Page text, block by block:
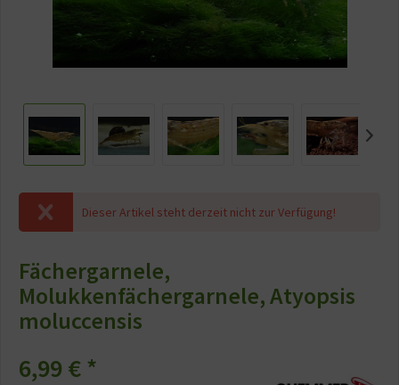
Dieser Artikel steht derzeit nicht zur Verfügung!
Fächergarnele,
Molukkenfächergarnele, Atyopsis
moluccensis
6,99 €*